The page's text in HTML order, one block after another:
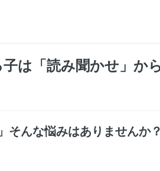
は「読み聞かせ」か
んな悩みはありませんか？